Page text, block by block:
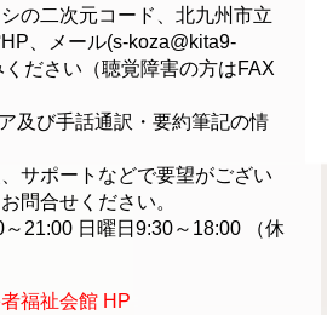
の二次元コード、北九州市立
、メール(s-koza@kita9-
ださい（聴覚障害の方はFAX
及び手話通訳・要約筆記の情
サポートなどで要望がござい
問合せください。
21:00 日曜日9:30～18:00 （休
福祉会館 HP